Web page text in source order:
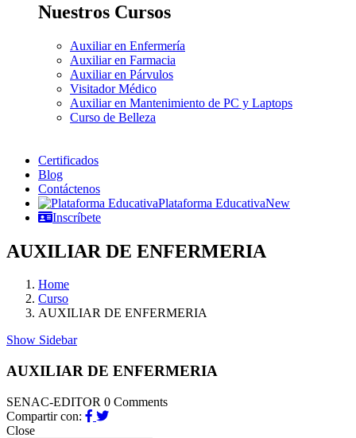
Nuestros Cursos
Auxiliar en Enfermería
Auxiliar en Farmacia
Auxiliar en Párvulos
Visitador Médico
Auxiliar en Mantenimiento de PC y Laptops
Curso de Belleza
Certificados
Blog
Contáctenos
Plataforma EducativaNew
Inscríbete
AUXILIAR DE ENFERMERIA
Home
Curso
AUXILIAR DE ENFERMERIA
Show Sidebar
AUXILIAR DE ENFERMERIA
SENAC-EDITOR 0 Comments
Compartir con:
Close